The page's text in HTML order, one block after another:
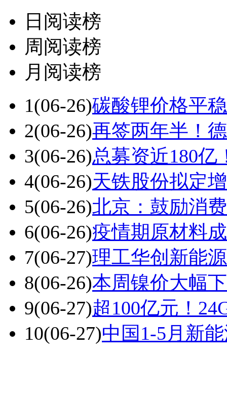
日阅读榜
周阅读榜
月阅读榜
1(06-26)碳酸锂价格平
2(06-26)再签两年半！
3(06-26)总募资近180亿
4(06-26)天铁股份拟定
5(06-26)北京：鼓励消
6(06-26)疫情期原材料
7(06-27)理工华创新能
8(06-26)本周镍价大幅
9(06-27)超100亿元！
10(06-27)中国1-5月新